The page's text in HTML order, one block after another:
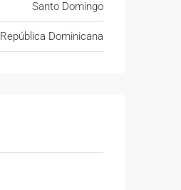
Santo Domingo
República Dominicana